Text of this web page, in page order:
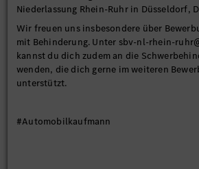
Niederlassung Rhein-Ruhr in Düsseldorf,
Wir freuen uns insbesondere über
mit Behinderung. Unter sbv-nl-rhein-
kannst du dich zudem an die
wenden, die dich gerne im weiteren
unterstützt.
#Automobilkaufmann